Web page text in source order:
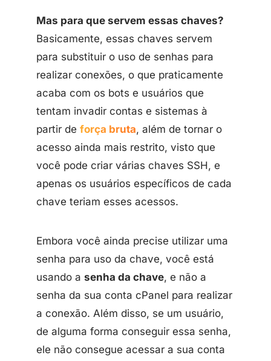
Mas para que servem essas chaves?
Basicamente, essas chaves servem
para substituir o uso de senhas para
realizar conexões, o que praticamente
acaba com os bots e usuários que
tentam invadir contas e sistemas à
partir de força bruta, além de tornar o
acesso ainda mais restrito, visto que
você pode criar várias chaves SSH, e
apenas os usuários específicos de cada
chave teriam esses acessos.
Embora você ainda precise utilizar uma
senha para uso da chave, você está
usando a senha da chave, e não a
senha da sua conta cPanel para realizar
a conexão. Além disso, se um usuário,
de alguma forma conseguir essa senha,
ele não consegue acessar a sua conta